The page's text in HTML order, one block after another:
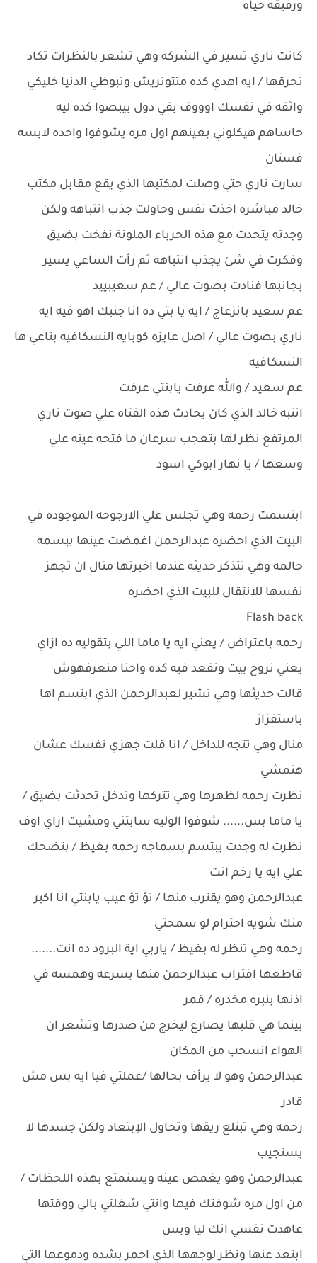
ورفيقه حياه
كانت ناري تسير في الشركه وهي تشعر بالنظرات تكاد
تحرقها / ايه اهدي كده متتوتريش وتبوظي الدنيا خليكي
واثقه في نفسك اوووف بقي دول بيبصوا كده ليه
حاساهم هيكلوني بعينهم اول مره يشوفوا واحده لابسه
فستان
سارت ناري حتي وصلت لمكتبها الذي يقع مقابل مكتب
خالد مباشره اخذت نفس وحاولت جذب انتباهه ولكن
وجدته يتحدث مع هذه الحرباء الملونة نفخت بضيق
وفكرت في شئ يجذب انتباهه ثم رأت الساعي يسير
بجانبها فنادت بصوت عالي / عم سعيبييد
عم سعيد بانزعاج / ايه يا بتي ده انا جنبك اهو فيه ايه
ناري بصوت عالي / اصل عايزه كوبايه النسكافيه بتاعي ها
النسكافيه
عم سعيد / والله عرفت يابنتي عرفت
انتبه خالد الذي كان يحادث هذه الفتاه علي صوت ناري
المرتفع نظر لها بتعجب سرعان ما فتحه عينه علي
وسعها / يا نهار ابوكي اسود
ابتسمت رحمه وهي تجلس علي الارجوحه الموجوده في
البيت الذي احضره عبدالرحمن اغمضت عينها ببسمه
حالمه وهي تتذكر حديثه عندما اخبرتها منال ان تجهز
نفسها للانتقال للبيت الذي احضره
Flash back
رحمه باعتراض / يعني ايه يا ماما اللي بتقوليه ده ازاي
يعني نروح بيت ونقعد فيه كده واحنا منعرفهوش
قالت حديثها وهي تشير لعبدالرحمن الذي ابتسم اها
باستفزاز
منال وهي تتجه للداخل / انا قلت جهزي نفسك عشان
هنمشي
نظرت رحمه لظهرها وهي تتركها وتدخل تحدثت بضيق /
يا ماما بس...... شوفوا الوليه سابتني ومشيت ازاي اوف
نظرت له وجدت يبتسم بسماجه رحمه بغيظ / بتضحك
علي ايه يا رخم انت
عبدالرحمن وهو يقترب منها / تؤ تؤ عيب يابنتي انا اكبر
منك شويه احترام لو سمحتي
رحمه وهي تنظر له بغيظ / ياربي اية البرود ده انت.......
قاطعها اقتراب عبدالرحمن منها بسرعه وهمسه في
اذنها بنبره مخدره / قمر
بينما هي قلبها يصارع ليخرج من صدرها وتشعر ان
الهواء انسحب من المكان
عبدالرحمن وهو لا يرأف بحالها /عملتي فيا ايه بس مش
قادر
رحمه وهي تبتلع ريقها وتحاول الإبتعاد ولكن جسدها لا
يستجيب
عبدالرحمن وهو يغمض عينه ويستمتع بهذه اللحظات /
من اول مره شوفتك فيها وانتي شغلتي بالي ووقتها
عاهدت نفسي انك ليا وبس
ابتعد عنها ونظر لوجهها الذي احمر بشده ودموعها التي